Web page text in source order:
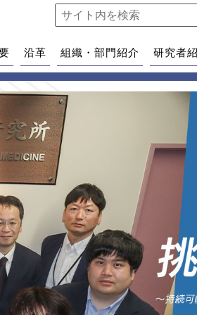
沿革 組織・部門紹介 研究者